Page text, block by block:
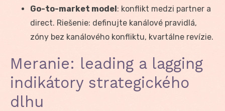
Go-to-market model: konflikt medzi partner a
direct. Riešenie: definujte kanálové pravidlá,
zóny bez kanálového konfliktu, kvartálne revízie.
Meranie: leading a lagging
indikátory strategického
dlhu